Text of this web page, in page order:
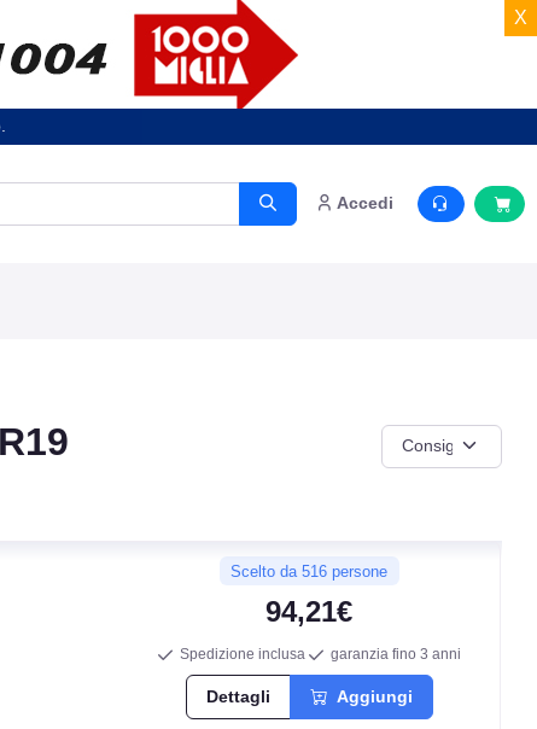
X
Accedi
Scelto da 516 persone
94,21€
Spedizione inclusa garanzia fino 3 anni
Dettagli Aggiungi